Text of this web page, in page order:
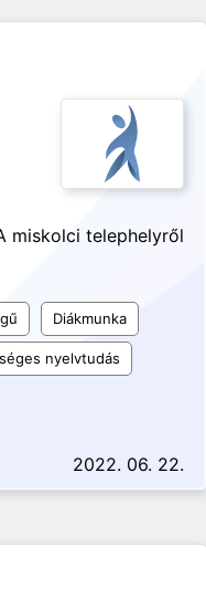
miskolci telephelyről
Diákmunka
nyelvtudás
2022. 06. 22.